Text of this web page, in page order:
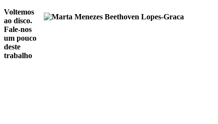
Voltemos
ao disco.
Fale-nos
um pouco
deste
trabalho